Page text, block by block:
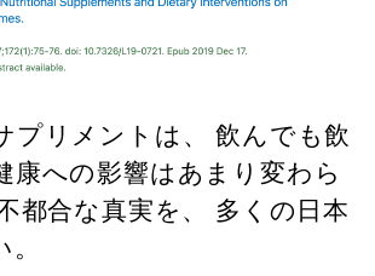
プリメントは、 飲んでも飲
康への影響はあまり変わら
都合な真実を、 多くの日本